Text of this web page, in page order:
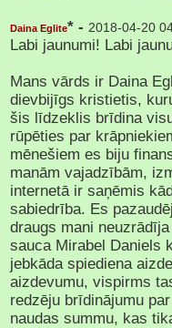
Daina Eglite* - 2018-04-20
Labi jaunumi! Labi
Mans vārds ir Daina
dievbijīgs kristietis,
šis līdzeklis brīdina
rūpēties par
mēnešiem es biju
manām vajadzībām,
internetā ir saņēmis
sabiedrība. Es
draugs mani
sauca Mirabel Daniels
jebkāda spiediena
aizdevumu, vispirms
redzēju brīdinājumu
naudas summu, kas